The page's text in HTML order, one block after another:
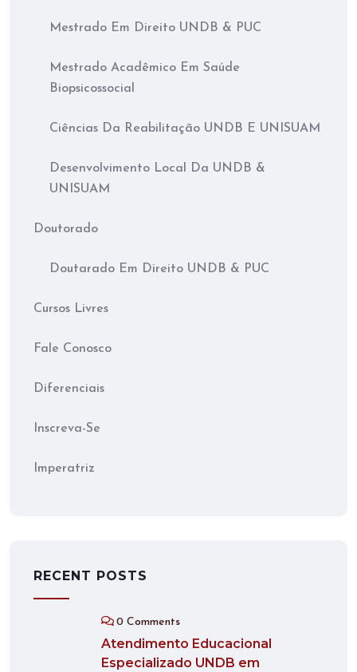
Mestrado Em Direito UNDB & PUC
Mestrado Acadêmico Em Saúde
Biopsicossocial
Ciências Da Reabilitação UNDB E UNISUAM
Desenvolvimento Local Da UNDB &
UNISUAM
Doutorado
Doutarado Em Direito UNDB & PUC
Cursos Livres
Fale Conosco
Diferenciais
Inscreva-Se
Imperatriz
RECENT POSTS
0 Comments
Atendimento Educacional
Especializado UNDB em